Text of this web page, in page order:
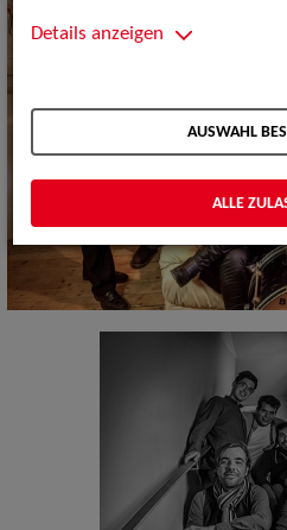
Details anzeigen
AUSWAHL
ALLE